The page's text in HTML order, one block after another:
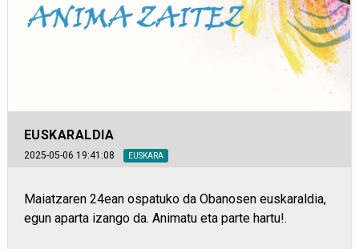
EUSKARALDIA
2025-05-06 19:41:08 EUSKARA
Maiatzaren 24ean ospatuko da Obanosen euskaraldia,
egun aparta izango da. Animatu eta parte hartu!.